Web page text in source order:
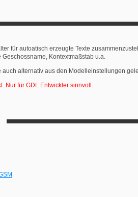
für autoatisch erzeugte Texte
Kontextmaßstab u.a.
auch alternativ aus den Modelleinstellungen
Nur für GDL Entwickler sinnvoll.